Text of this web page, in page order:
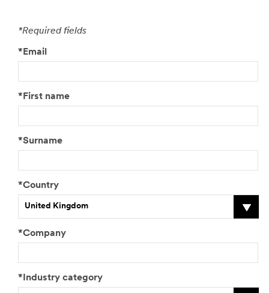
*Required fields
*Email
*First name
*Surname
*Country
United Kingdom
*Company
*Industry category